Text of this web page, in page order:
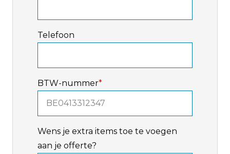
Telefoon
BTW-nummer*
Wens je extra items toe te voegen
aan je offerte?